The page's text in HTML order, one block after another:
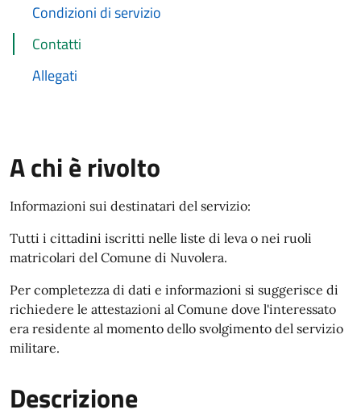
Condizioni di servizio
Contatti
Allegati
A chi è rivolto
Informazioni sui destinatari del servizio:
Tutti i cittadini iscritti nelle liste di leva o nei ruoli
matricolari del Comune di Nuvolera.
Per completezza di dati e informazioni si suggerisce di
richiedere le attestazioni al Comune dove l'interessato
era residente al momento dello svolgimento del servizio
militare.
Descrizione